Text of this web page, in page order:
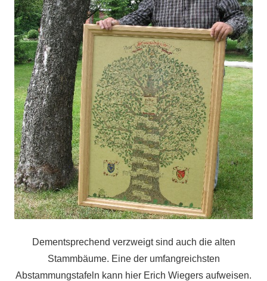
Dementsprechend verzweigt sind auch die alten
Stammbäume. Eine der umfangreichsten
Abstammungstafeln kann hier Erich Wiegers aufweisen.